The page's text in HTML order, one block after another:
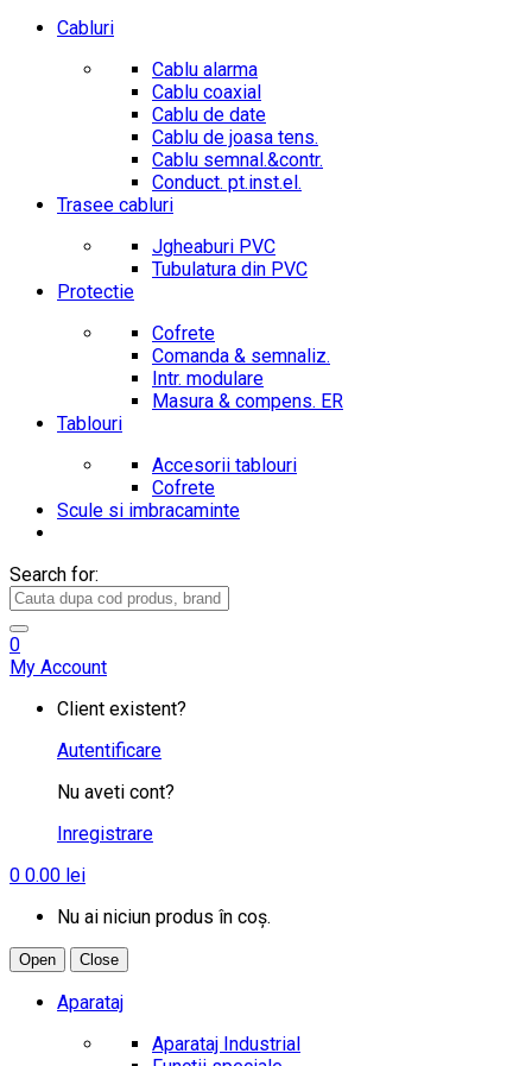
Cabluri
Cablu alarma
Cablu coaxial
Cablu de date
Cablu de joasa tens.
Cablu semnal.&contr.
Conduct. pt.inst.el.
Trasee cabluri
Jgheaburi PVC
Tubulatura din PVC
Protectie
Cofrete
Comanda & semnaliz.
Intr. modulare
Masura & compens. ER
Tablouri
Accesorii tablouri
Cofrete
Scule si imbracaminte
Search for:
0
My Account
Client existent?
Autentificare
Nu aveti cont?
Inregistrare
0 0.00 lei
Nu ai niciun produs în coș.
Open Close
Aparataj
Aparataj Industrial